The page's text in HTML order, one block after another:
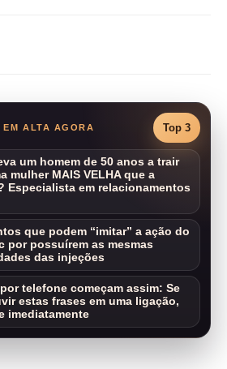
ALTA AGORA Top 3
um homem de 50 anos a trair
mulher MAIS VELHA que a
Especialista em relacionamentos
que podem “imitar” a ação do
por possuírem as mesmas
das injeções
telefone começam assim: Se
estas frases em uma ligação,
imediatamente